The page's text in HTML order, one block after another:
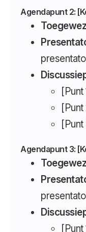
Agendapunt 2:
[Punt
[Punt
[Punt
Agendapunt 3:
[Punt